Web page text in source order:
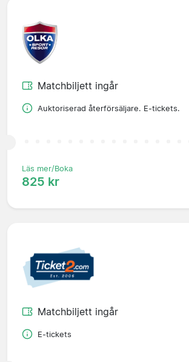
Matchbiljett ingår
Auktoriserad återförsäljare. E-tickets.
Läs mer/Boka
825 kr
Matchbiljett ingår
E-tickets